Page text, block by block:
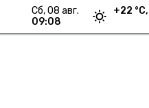
сб, 08 авг.
09:08
+22 °С,